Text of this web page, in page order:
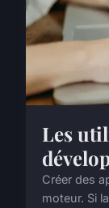
Les
Créer des
moteur. Si